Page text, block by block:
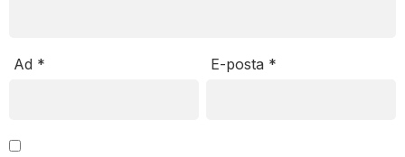
Ad * E-posta *